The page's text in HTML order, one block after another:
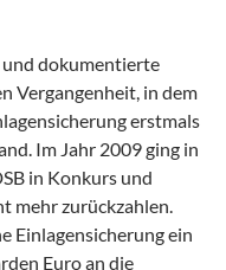
dokumentierte
Vergangenheit, in dem
erstmals
Im Jahr 2009 ging in
in Konkurs und
mehr zurückzahlen.
Einlagensicherung ein
Euro an die